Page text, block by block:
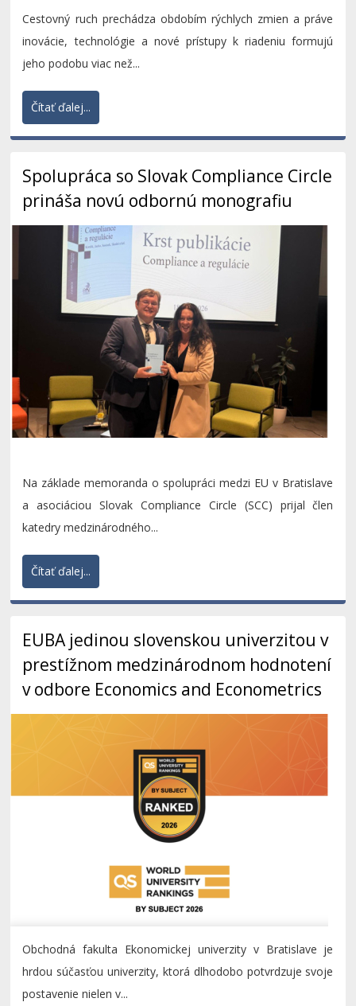
Cestovný ruch prechádza obdobím rýchlych zmien a práve
inovácie, technológie a nové prístupy k riadeniu formujú
jeho podobu viac než...
Čítať ďalej...
Spolupráca so Slovak Compliance Circle
prináša novú odbornú monografiu
Na základe memoranda o spolupráci medzi EU v Bratislave
a asociáciou Slovak Compliance Circle (SCC) prijal člen
katedry medzinárodného...
Čítať ďalej...
EUBA jedinou slovenskou univerzitou v
prestížnom medzinárodnom hodnotení
v odbore Economics and Econometrics
Obchodná fakulta Ekonomickej univerzity v Bratislave je
hrdou súčasťou univerzity, ktorá dlhodobo potvrdzuje svoje
postavenie nielen v...